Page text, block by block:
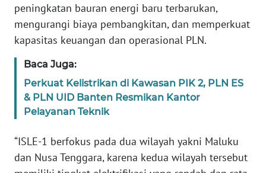
peningkatan bauran energi baru terbarukan,
mengurangi biaya pembangkitan, dan memperkuat
kapasitas keuangan dan operasional PLN.
Baca Juga:
Perkuat Kelistrikan di Kawasan PIK 2, PLN ES
& PLN UID Banten Resmikan Kantor
Pelayanan Teknik
“ISLE-1 berfokus pada dua wilayah yakni Maluku
dan Nusa Tenggara, karena kedua wilayah tersebut
WN
SULTRA
WN
NTB
WN
WN
SULBAR